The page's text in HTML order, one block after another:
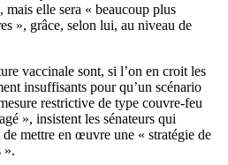
mais elle sera « beaucoup plus
», grâce, selon lui, au niveau de
vaccinale sont, si l’on en croit les
insuffisants pour qu’un scénario
restrictive de type couvre-feu
», insistent les sénateurs qui
mettre en œuvre une « stratégie de
».